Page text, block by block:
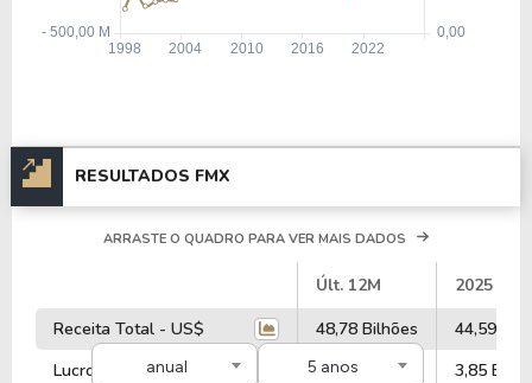
RESULTADOS FMX
anual 5 anos
ARRASTE O QUADRO PARA VER MAIS DADOS
Últ. 12M
2025
Receita Total - US$
48,78 Bilhões
44,59
Lucro Operacional - US$
4,14 Bilhões
3,85